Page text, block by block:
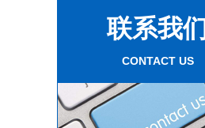
联系我们
CONTACT US